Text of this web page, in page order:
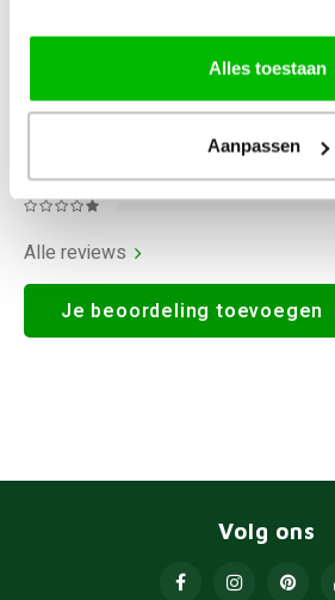
Alles toestaan
Aanpassen
Alle reviews
Je beoordeling toevoegen
Volg ons